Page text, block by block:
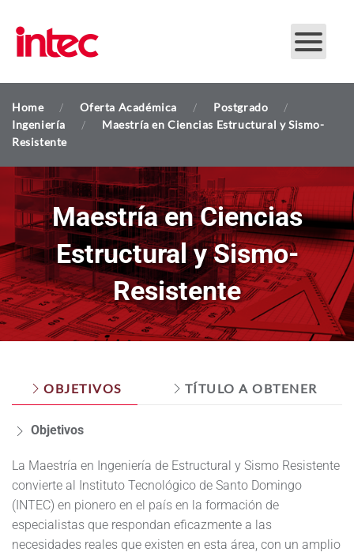
Skip to main content
Home Oferta Académica
Postgrado
Ingeniería
Maestría en Ciencias Estructural y Sismo-
Resistente
Maestría en Ciencias
Estructural y Sismo-
Resistente
OBJETIVOS TÍTULO A OBTENER
Objetivos
La Maestría en Ingeniería de Estructural y Sismo Resistente
convierte al Instituto Tecnológico de Santo Domingo
(INTEC) en pionero en el país en la formación de
especialistas que respondan eficazmente a las
necesidades reales que existen en esta área, con un amplio